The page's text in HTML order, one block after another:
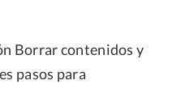
Borrar contenidos y
pasos para